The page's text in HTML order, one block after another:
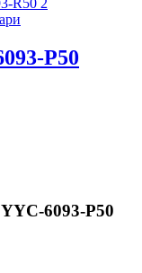
Р50
6093-P50